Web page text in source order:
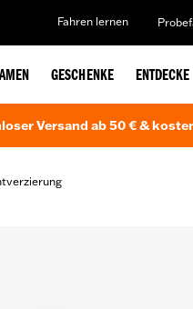
Fahren lernen
GESCHENKE
Versand ab 50 € &